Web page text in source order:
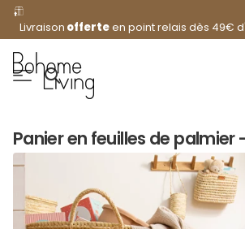
Livraison offerteen point relais dès 49€
Panier en feuilles de palmier